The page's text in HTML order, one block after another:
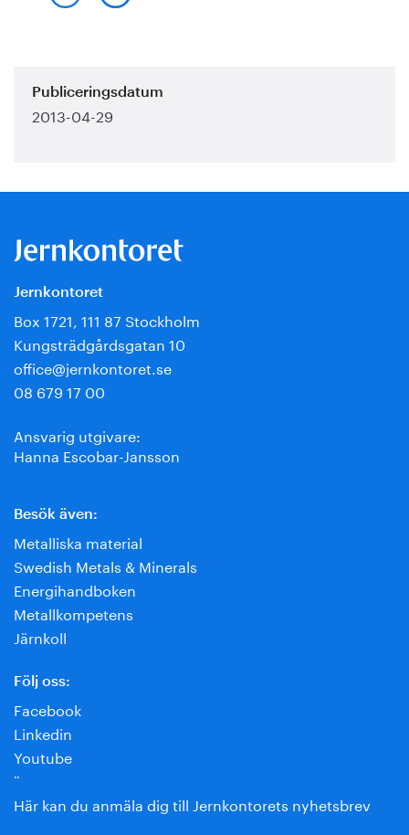
Publiceringsdatum
2013-04-29
Jernkontoret
Box 1721, 111 87 Stockholm
Kungsträdgårdsgatan 10
office@jernkontoret.se
08 679 17 00
Ansvarig utgivare:
Hanna Escobar-Jansson
Besök även:
Metalliska material
Swedish Metals & Minerals
Energihandboken
Metallkompetens
Järnkoll
Följ oss:
Facebook
Linkedin
Youtube
¨
Här kan du anmäla dig till Jernkontorets nyhetsbrev